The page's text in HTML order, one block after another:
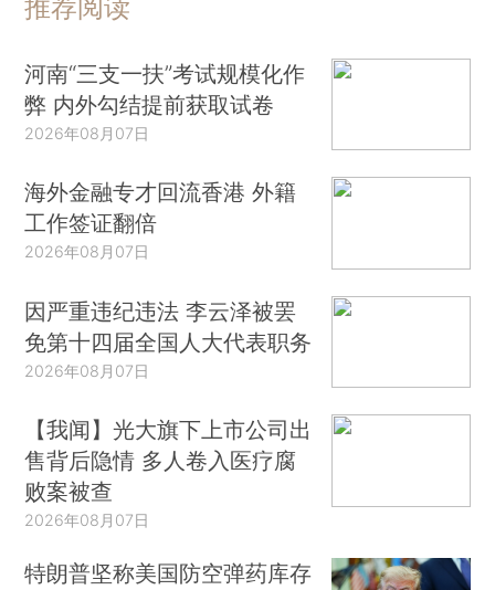
推荐阅读
河南“三支一扶”考试规模化作
弊 内外勾结提前获取试卷
2026年08月07日
海外金融专才回流香港 外籍
工作签证翻倍
2026年08月07日
因严重违纪违法 李云泽被罢
免第十四届全国人大代表职务
2026年08月07日
【我闻】光大旗下上市公司出
售背后隐情 多人卷入医疗腐
败案被查
2026年08月07日
特朗普坚称美国防空弹药库存